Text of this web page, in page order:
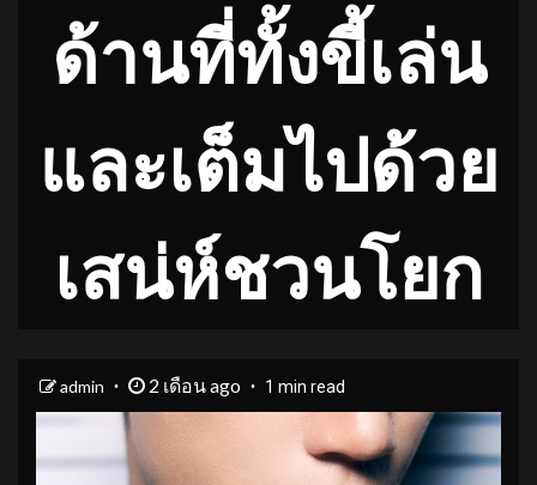
ด้านที่ทั้งขี้เล่น
และเต็มไปด้วย
เสน่ห์ชวนโยก
admin 2 เดือน ago 1 min read